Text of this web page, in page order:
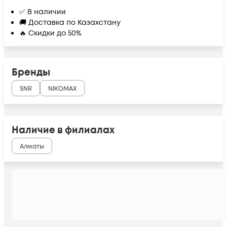
✅ В наличии
🚚 Доставка по Казахстану
🔥 Скидки до 50%
Бренды
SNR NIKOMAX
Наличие в филиалах
Алматы